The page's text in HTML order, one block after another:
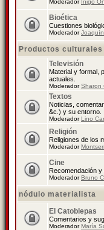
Moderador Íñigo
Bioética
Cuestiones
Moderador
Productos culturales
Televisión
Material y formal,
actuales.
ModeradorSharon
Textos
Noticias,
&c.) y su entorno.
ModeradorLino
Religión
Religiones de los
Moderador
Cine
Recomendación y
ModeradorBruno
nódulo materialista
El Catoblepas
Comentarios y
ModeradorMaría